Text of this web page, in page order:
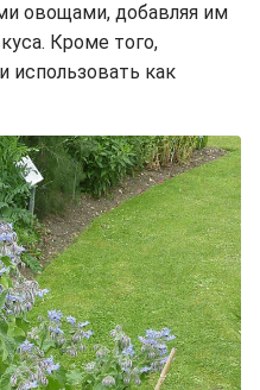
овощами, добавляя им
Кроме того,
использовать как